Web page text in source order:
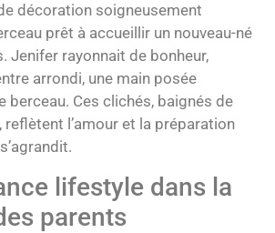
décoration soigneusement
prêt à accueillir un nouveau-né
Jenifer rayonnait de bonheur,
arrondi, une main posée
berceau. Ces clichés, baignés de
reflètent l’amour et la préparation
lifestyle dans la
parents